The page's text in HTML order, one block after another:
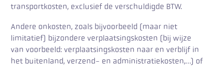
transportkosten, exclusief de verschuldigde BTW.
Andere onkosten, zoals bijvoorbeeld (maar niet
limitatief) bijzondere verplaatsingskosten (bij wijze
van voorbeeld: verplaatsingskosten naar en verblijf in
het buitenland, verzend- en administratiekosten,…) of